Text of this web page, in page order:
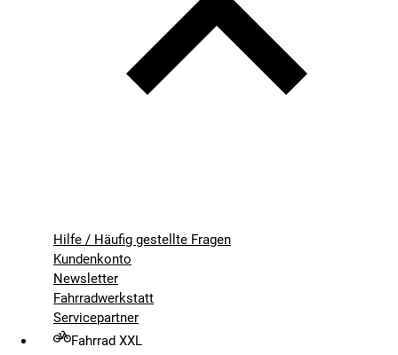
Hilfe / Häufig gestellte Fragen
Kundenkonto
Newsletter
Fahrradwerkstatt
Servicepartner
Fahrrad XXL